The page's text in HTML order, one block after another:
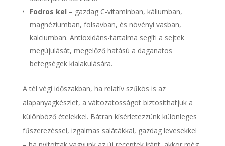
Fodros kel – gazdag C-vitaminban, káliumban,
magnéziumban, folsavban, és növényi vasban,
kalciumban. Antioxidáns-tartalma segíti a sejtek
megújulását, megelőző hatású a daganatos
betegségek kialakulására.
A tél végi időszakban, ha relatív szűkös is az
alapanyagkészlet, a változatosságot biztosíthatjuk a
különböző ételekkel. Bátran kísérletezzünk különleges
fűszerezéssel, izgalmas salátákkal, gazdag levesekkel